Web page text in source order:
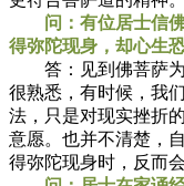
问：有位居士信
得弥陀现身，却心生
答：见到佛菩萨为
很熟悉，有时候，我
法，只是对现实挫折
意愿。也并不清楚，
得弥陀现身时，反而